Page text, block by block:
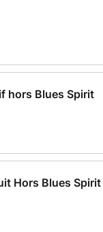
hors Blues Spirit
Hors Blues Spirit